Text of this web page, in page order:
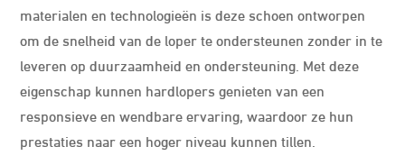
materialen en technologieën is deze schoen ontworpen
om de snelheid van de loper te ondersteunen zonder in te
leveren op duurzaamheid en ondersteuning. Met deze
eigenschap kunnen hardlopers genieten van een
responsieve en wendbare ervaring, waardoor ze hun
prestaties naar een hoger niveau kunnen tillen.